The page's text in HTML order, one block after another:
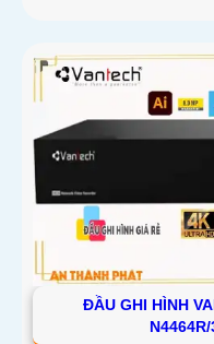
ĐẦU GHI HÌNH
N4464R/